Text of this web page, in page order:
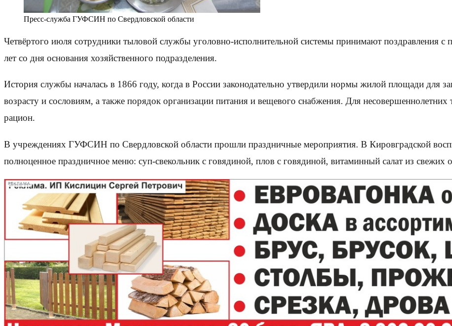
Пресс-служба ГУФСИН по Свердловской области
Четвёртого июля сотрудники тыловой службы уголовно-исполнительной системы принимают поздравления
лет со дня основания хозяйственного подразделения.
История службы началась в 1866 году, когда в России законодательно утвердили нормы жилой площади для
возрасту и сословиям, а также порядок организации питания и вещевого снабжения. Для
рацион.
В учреждениях ГУФСИН по Свердловской области прошли праздничные мероприятия. В Кировградской
полноценное праздничное меню: суп-свекольник с говядиной, плов с говядиной, витаминный салат из свежих
РЕКЛАМА